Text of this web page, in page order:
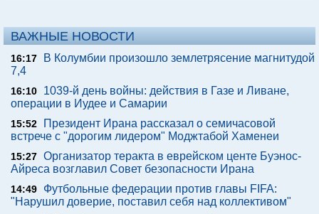
ВАЖНЫЕ НОВОСТИ
16:17
В Колумбии произошло землетрясение магнитудой
7,4
16:10
1039-й день войны: действия в Газе и Ливане,
операции в Иудее и Самарии
15:52
Президент Ирана рассказал о семичасовой
встрече с "дорогим лидером" Моджтабой Хаменеи
15:27 Организатор теракта в еврейском центе Буэнос-
Айреса возглавил Совет безопасности Ирана
14:49
Футбольные федерации против главы FIFA:
"Нарушил доверие, поставил себя над коллективом"